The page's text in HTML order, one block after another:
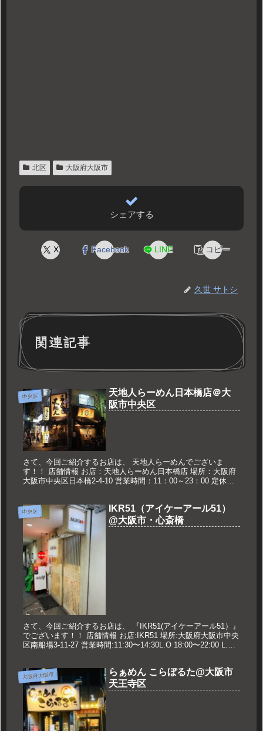
北区 大阪府大阪市
シェアする
X Facebook LINE コピー
久世 サトシ
関連記事
中央区
天地人らーめん日本橋店＠大
阪市中央区
さて、今回ご紹介するお店は、 天地人らーめんでございま
す！！ 店舗情報 お店：天地人らーめん日本橋店 場所：大阪府
大阪市中央区日本橋2-4-10 営業時間：11：00～23：00 定休
中央区
IKR51（アイケーアール51）
@大阪市・心斎橋
さて、今回ご紹介するお店は、 『IKR51(アイケーアール51）』
でございます！！ 店舗情報 お店:IKR51 場所:大阪府大阪市中央
区南船場3-11-27 営業時間:11:30〜14:30L.O 18:00〜22:00 L.O
大阪府大阪市
らぁめん こらぼるた@大阪市
天王寺区